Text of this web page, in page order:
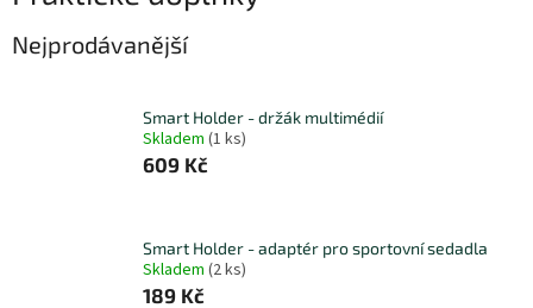
Nejprodávanější
Smart Holder - držák multimédií
Skladem (1 ks)
609 Kč
Smart Holder - adaptér pro sportovní sedadla
Skladem (2 ks)
189 Kč